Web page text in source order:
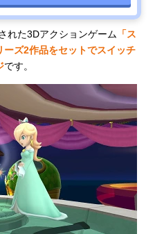
れた3Dアクションゲーム 「ス
ズ2作品をセットでスイッチ
です。